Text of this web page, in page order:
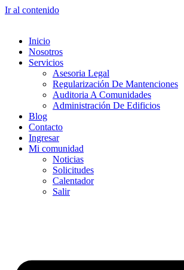
Ir al contenido
Inicio
Nosotros
Servicios
Asesoria Legal
Regularización De Mantenciones
Auditoria A Comunidades
Administración De Edificios
Blog
Contacto
Ingresar
Mi comunidad
Noticias
Solicitudes
Calentador
Salir